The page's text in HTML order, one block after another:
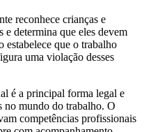
reconhece crianças e
e determina que eles devem
estabelece que o trabalho
uma violação desses
é a principal forma legal e
no mundo do trabalho. O
competências profissionais